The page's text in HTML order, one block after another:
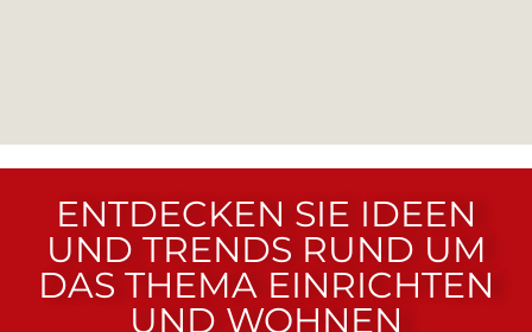
ENTDECKEN SIE IDEEN
UND TRENDS RUND UM
DAS THEMA EINRICHTEN
UND WOHNEN